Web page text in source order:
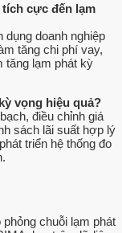
cực đến lạm
doanh nghiệp
tăng chi phí vay,
tăng lạm phát kỳ
vọng hiệu quả?
điều chỉnh giá
sách lãi suất hợp lý
triển hệ thống đo
chuỗi lạm phát